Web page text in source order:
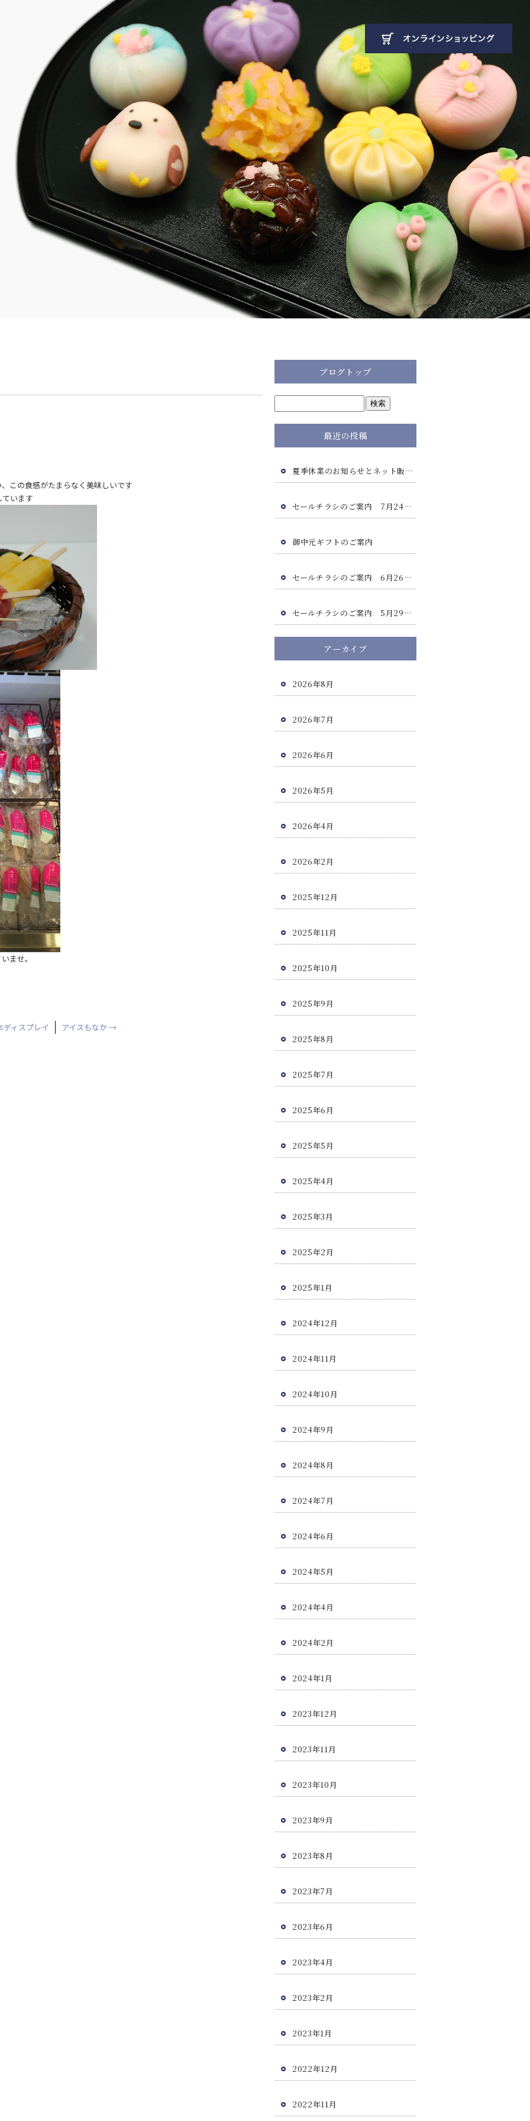
この食感がたまらなく美味しいです
います
ませ。
ィスプレイ アイスもなか→
ブログトップ
最近の投稿
夏季休業のお知らせとネット販売につきまして
セールチラシのご案内 7月24日(金)・7月25日(土)
御中元ギフトのご案内
セールチラシのご案内 6月26日(金)・6月27日(土)
セールチラシのご案内 5月29日(金)・5月30日(土)
アーカイブ
2026年8月
2026年7月
2026年6月
2026年5月
2026年4月
2026年2月
2025年12月
2025年11月
2025年10月
2025年9月
2025年8月
2025年7月
2025年6月
2025年5月
2025年4月
2025年3月
2025年2月
2025年1月
2024年12月
2024年11月
2024年10月
2024年9月
2024年8月
2024年7月
2024年6月
2024年5月
2024年4月
2024年2月
2024年1月
2023年12月
2023年11月
2023年10月
2023年9月
2023年8月
2023年7月
2023年6月
2023年4月
2023年2月
2023年1月
2022年12月
2022年11月